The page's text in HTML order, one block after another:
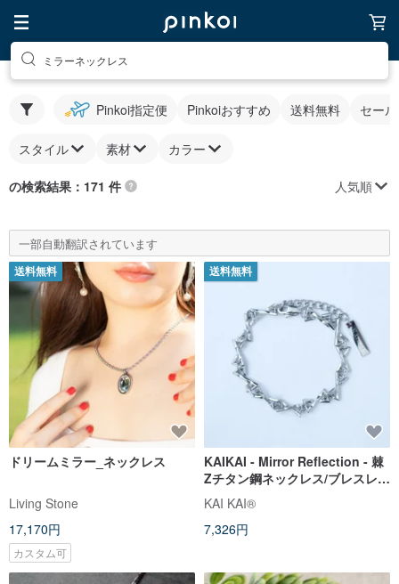
ミラーネックレス
Pinkoi指定便 Pinkoiおすすめ 送料無料 セー
スタイル 素材 カラー
の検索結果：171 件 人気順
一部自動翻訳されています
送料無料
ドリームミラー_ネックレス
Living Stone
17,170円
カスタム可
送料無料
KAIKAI - Mirror Reflection - 棘
Zチタン鋼ネックレス/ブレスレッ
ト
KAI KAI®
7,326円